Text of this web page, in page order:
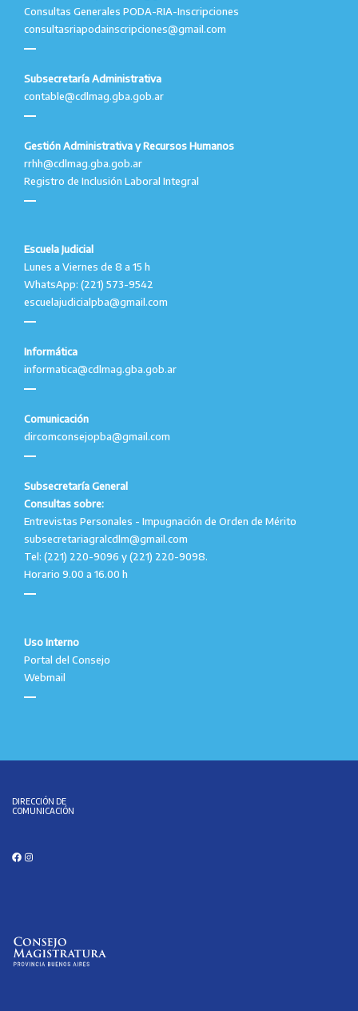
Consultas Generales PODA-RIA-Inscripciones
consultasriapodainscripciones@gmail.com
Subsecretaría Administrativa
contable@cdlmag.gba.gob.ar
Gestión Administrativa y Recursos Humanos
rrhh@cdlmag.gba.gob.ar
Registro de Inclusión Laboral Integral
Escuela Judicial
Lunes a Viernes de 8 a 15 h
WhatsApp: (221) 573-9542
escuelajudicialpba@gmail.com
Informática
informatica@cdlmag.gba.gob.ar
Comunicación
dircomconsejopba@gmail.com
Subsecretaría General
Consultas sobre:
Entrevistas Personales - Impugnación de Orden de Mérito
subsecretariagralcdlm@gmail.com
Tel: (221) 220-9096 y (221) 220-9098.
Horario 9.00 a 16.00 h
Uso Interno
Portal del Consejo
Webmail
DIRECCIÓN DE
COMUNICACIÓN